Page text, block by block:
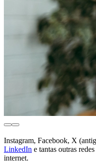
Instagram, Facebook, X
LinkedIn e tantas outras
internet.